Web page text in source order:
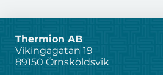
Thermion AB
Vikingagatan 19
89150 Örnsköldsvik